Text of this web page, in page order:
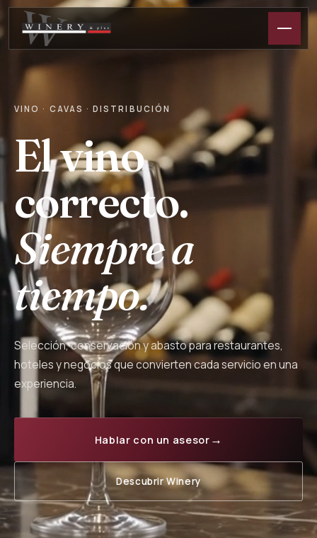
VINO · CAVAS · DISTRIBUCIÓN
El vino
correcto.
Siempre a
tiempo.
Selección, conservación y abasto para restaurantes,
hoteles y negocios que convierten cada servicio en una
experiencia.
Hablar con un asesor →
Descubrir Winery